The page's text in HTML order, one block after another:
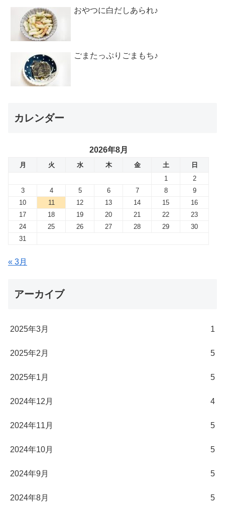
おやつに白だしあられ♪
ごまたっぷりごまもち♪
カレンダー
2026年8月
月 火 水 木 金 土
日
1
2
3
4 5 6 7 8
9
10
11 12 13 14 15
16
17
18 19 20 21 22
23
24
25 26 27 28 29
30
31
« 3月
アーカイブ
2025年3月 1
2025年2月 5
2025年1月 5
2024年12月 4
2024年11月 5
2024年10月 5
2024年9月 5
2024年8月 5